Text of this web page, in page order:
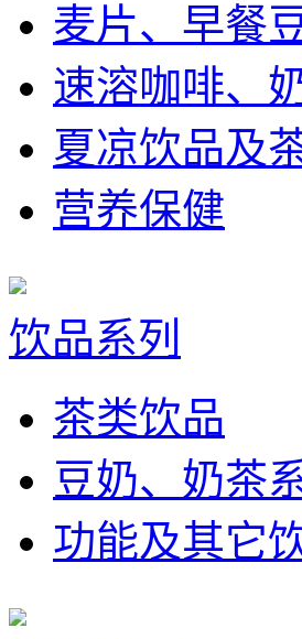
麦片、早餐
速溶咖啡、
夏凉饮品及
营养保健
饮品系列
茶类饮品
豆奶、奶茶
功能及其它